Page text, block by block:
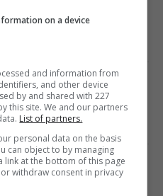
Левам – діяти
призвела до
населення
— як легко
здоров'ю
яким буде
в Україні
евакуюють
заборонено
on a device
and information from
and other device
by and shared with 227
this site. We and our partners
List of partners.
personal data on the basis
can object to by managing
at the bottom of this page
withdraw consent in privacy